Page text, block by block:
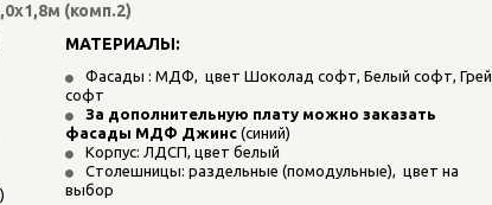
(комп.2)
МАТЕРИАЛЫ:
Фасады : МДФ,  цвет Шоколад софт, Белый софт, Грей
софт
За дополнительную плату можно заказать
фасады МДФ Джинс (синий)
Корпус: ЛДСП, цвет белый
Столешницы: раздельные (помодульные),  цвет на
выбор